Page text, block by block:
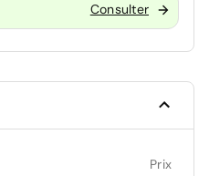
Consulter
Prix